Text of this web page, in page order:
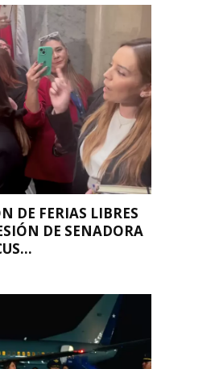
DE FERIAS LIBRES
DE SENADORA